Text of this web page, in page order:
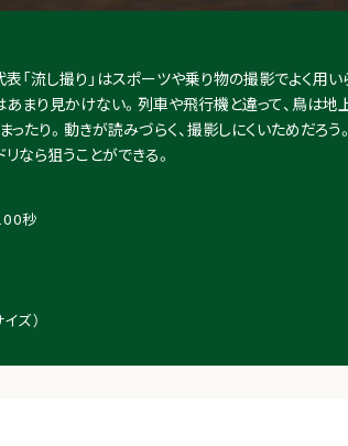
「流し撮り」はスポーツや乗り物の撮影でよく用
まり見かけない。列車や飛行機と違って、鳥は地
ったり。動きが読みづらく、撮影しにくいためだろ
なら狙うことができる。
秒
ズ）